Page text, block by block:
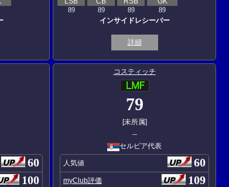
89
89
89
89
インサイドレシーバー
詳細
60
100
コスティッチ
79
[未所属]
--
セルビア代表
人気値 60
myClub評価 109